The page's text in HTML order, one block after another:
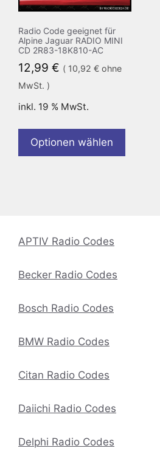
Radio Code geeignet für
Alpine Jaguar RADIO MINI
CD 2R83-18K810-AC
12,99 € ( 10,92 € ohne
MwSt. )
inkl. 19 % MwSt.
Optionen wählen
APTIV Radio Codes
Becker Radio Codes
Bosch Radio Codes
BMW Radio Codes
Citan Radio Codes
Daiichi Radio Codes
Delphi Radio Codes